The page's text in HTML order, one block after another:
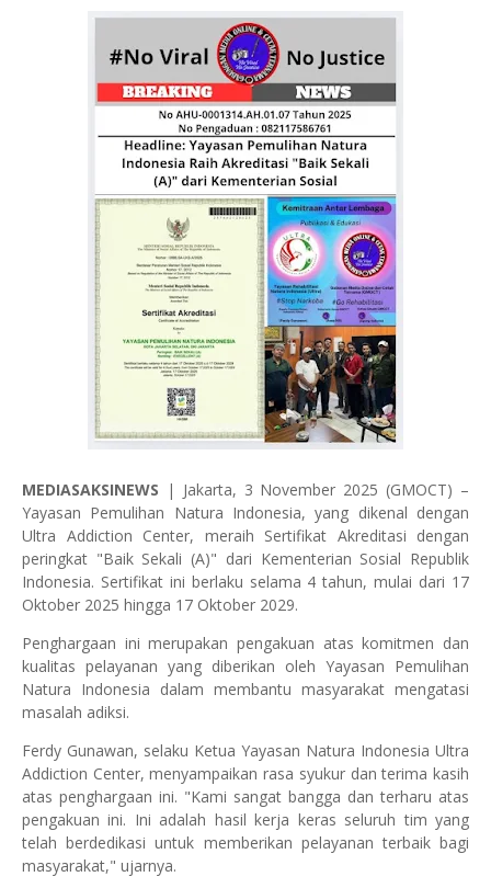
MEDIASAKSINEWS | Jakarta, 3 November 2025 (GMOCT) –
Yayasan Pemulihan Natura Indonesia, yang dikenal dengan
Ultra Addiction Center, meraih Sertifikat Akreditasi dengan
peringkat "Baik Sekali (A)" dari Kementerian Sosial Republik
Indonesia. Sertifikat ini berlaku selama 4 tahun, mulai dari 17
Oktober 2025 hingga 17 Oktober 2029.
Penghargaan ini merupakan pengakuan atas komitmen dan
kualitas pelayanan yang diberikan oleh Yayasan Pemulihan
Natura Indonesia dalam membantu masyarakat mengatasi
masalah adiksi.
Ferdy Gunawan, selaku Ketua Yayasan Natura Indonesia Ultra
Addiction Center, menyampaikan rasa syukur dan terima kasih
atas penghargaan ini. "Kami sangat bangga dan terharu atas
pengakuan ini. Ini adalah hasil kerja keras seluruh tim yang
telah berdedikasi untuk memberikan pelayanan terbaik bagi
masyarakat," ujarnya.